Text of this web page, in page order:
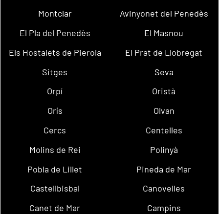
Montclar
Avinyonet del Penedès
El Pla del Penedès
El Masnou
Els Hostalets de Pierola
El Prat de Llobregat
Sitges
Seva
Orpí
Oristà
Orís
Olvan
Cercs
Centelles
Molins de Rei
Polinyà
Pobla de Lillet
Pineda de Mar
Castellbisbal
Canovelles
Canet de Mar
Campins